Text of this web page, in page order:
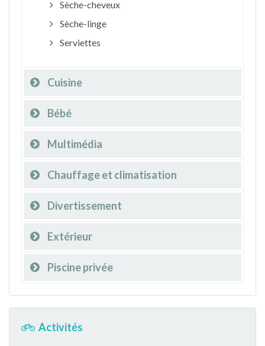
Sèche-cheveux
Sèche-linge
Serviettes
Cuisine
Bébé
Multimédia
Chauffage et climatisation
Divertissement
Extérieur
Piscine privée
Activités